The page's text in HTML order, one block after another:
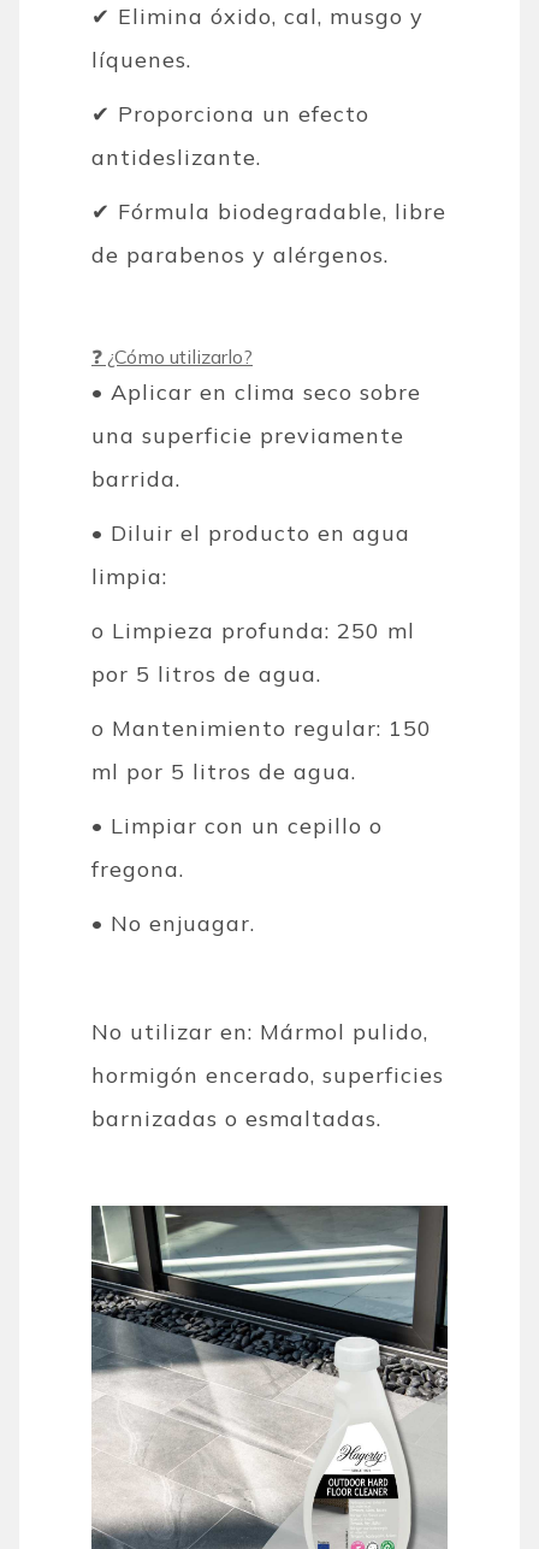
✔ Elimina óxido, cal, musgo y
líquenes.
✔ Proporciona un efecto
antideslizante.
✔ Fórmula biodegradable, libre
de parabenos y alérgenos.
❓ ¿Cómo utilizarlo?
• Aplicar en clima seco sobre
una superficie previamente
barrida.
• Diluir el producto en agua
limpia:
o Limpieza profunda: 250 ml
por 5 litros de agua.
o Mantenimiento regular: 150
ml por 5 litros de agua.
• Limpiar con un cepillo o
fregona.
• No enjuagar.
No utilizar en: Mármol pulido,
hormigón encerado, superficies
barnizadas o esmaltadas.